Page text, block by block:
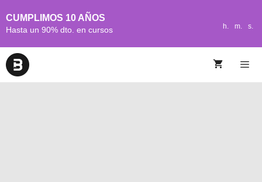
CUMPLIMOS 10 AÑOS
Hasta un 90% dto. en cursos h. m. s.